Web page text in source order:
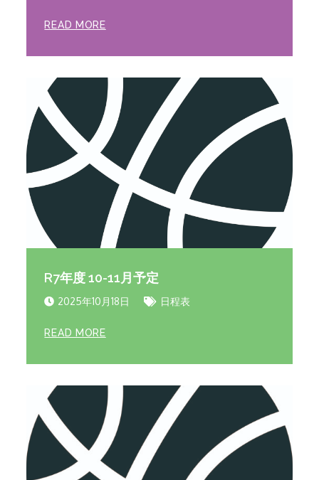
READ MORE
R7年度 10-11月予定
2025年10月18日 日程表
READ MORE